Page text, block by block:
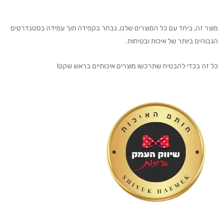
מוצר זה, ביחד עם כל המוצרים שלנו, נבחר בקפידה תוך עמידה בסטנדרטים
הגבוהים ביותר של איכות ובטיחות.
כל זה בכדי להבטיח שתרכשו מוצרים איכותיים בראש שקט!